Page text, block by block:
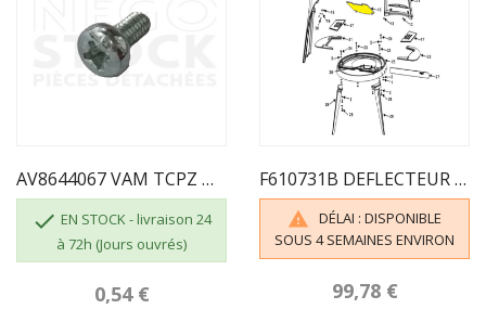
AV8644067 VAM TCPZ M04X06 ZN CL.4.8 INVICTA
 EN STOCK - livraison 24
à 72h (Jours ouvrés)
0,54 €
F610731B DEFLECTEUR POW-WOW INVICTA

DÉLAI : DISPONIBLE
SOUS 4 SEMAINES ENVIRON
99,78 €